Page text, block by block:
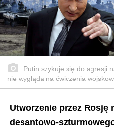
Putin szykuje się do agresji
nie wygląda na ćwiczenia
Utworzenie przez Rosję
desantowo-